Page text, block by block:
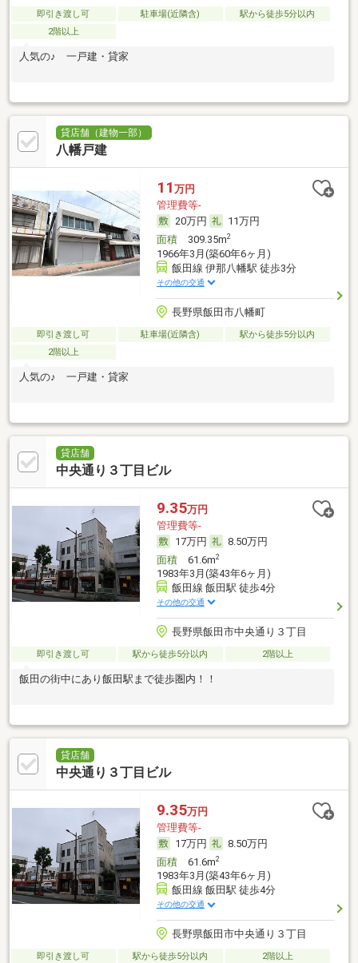
即引き渡し可 駐車場(近隣含)
駅から徒歩5分以内
2階以上
人気の♪ 一戸建・貸家
貸店舗（建物一部）
八幡戸建
11 万円
管理費等-
20万円
11万円
面積309.35m2
1966年3月(築60年6ヶ月)
飯田線 伊那八幡駅 徒歩3分
その他の交通
長野県飯田市八幡町
即引き渡し可 駐車場(近隣含)
駅から徒歩5分以内
2階以上
人気の♪ 一戸建・貸家
貸店舗
中央通り３丁目ビル
9.35万円
管理費等-
17万円
8.50万円
面積61.6m2
1983年3月(築43年6ヶ月)
飯田線 飯田駅 徒歩4分
その他の交通
長野県飯田市中央通り３丁目
即引き渡し可 駅から徒歩5分以内 2階以上
飯田の街中にあり飯田駅まで徒歩圏内！！
貸店舗
中央通り３丁目ビル
9.35万円
管理費等-
17万円
8.50万円
面積61.6m2
1983年3月(築43年6ヶ月)
飯田線 飯田駅 徒歩4分
その他の交通
長野県飯田市中央通り３丁目
即引き渡し可 駅から徒歩5分以内 2階以上